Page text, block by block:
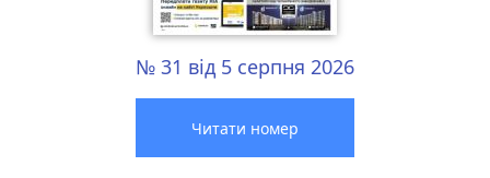
№ 31 від 5 серпня 2026
Читати номер